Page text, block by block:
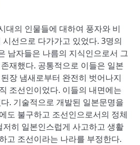
대의 인물들에 대하여 풍자와 비
선으로 다가가고 있었다. 3명의
남자들은 나름의 지식인으로서 그
재했다. 공통적으로 이들은 일본
장 냄새로부터 완전히 벗어나지
조선인이었다. 이들의 내면에는
. 기술적으로 개발된 일본문명을
도 불구하고 조선인으로서의 정체
히 일본인스럽게 사고하고 생활
고 조선이라는 나라를 부정한다.